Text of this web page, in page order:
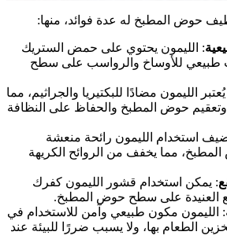
حوض المطبخ له عدة فوائد، منها:
: الليمون يحتوي على حمض الستريك
طبيعي للأوساخ والرواسب على سطح
الليمون مضادًا للبكتيريا والجراثيم، مما
حوض المطبخ والحفاظ على النظافة
استخدام الليمون رائحة منعشة
مما يخفف من الروائح الكريهة
: يمكن استخدام قشور الليمون كفرك
العنيدة على سطح حوض المطبخ.
مكون طبيعي وآمن للاستخدام في
الطعام بها، ولا يسبب ضررًا للبيئة عند